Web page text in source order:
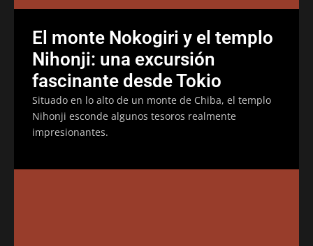
El monte Nokogiri y el templo
Nihonji: una excursión
fascinante desde Tokio
Situado en lo alto de un monte de Chiba, el templo
Nihonji esconde algunos tesoros realmente
impresionantes.